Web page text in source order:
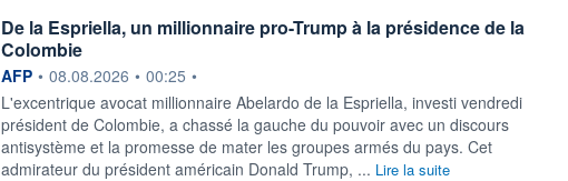
De la Espriella, un millionnaire pro-Trump à la présidence de la
Colombie
information fournie par
AFP • 08.08.2026 • 00:25 •
L'excentrique avocat millionnaire Abelardo de la Espriella, investi vendredi
président de Colombie, a chassé la gauche du pouvoir avec un discours
antisystème et la promesse de mater les groupes armés du pays. Cet
admirateur du président américain Donald Trump, ... Lire la suite